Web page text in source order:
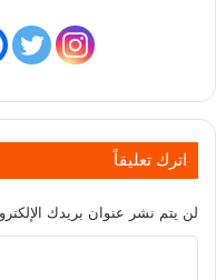
اترك تعليقاً
لن يتم نشر عنوان بريدك